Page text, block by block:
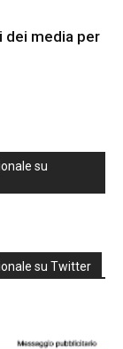
dei media per
su
su Twitter